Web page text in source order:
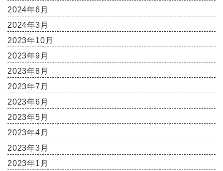
2024年6月
2024年3月
2023年10月
2023年9月
2023年8月
2023年7月
2023年6月
2023年5月
2023年4月
2023年3月
2023年1月